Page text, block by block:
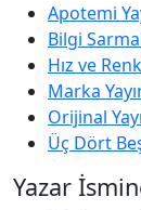
Apotemi
Bilgi
Hız ve
Marka
Orijinal
Üç Dört
Yazar